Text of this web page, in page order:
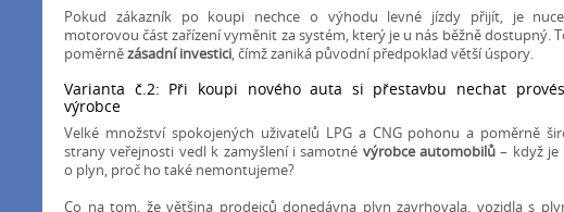
Pokud zákazník po koupi nechce o výhodu levné jízdy přijít, je
motorovou část zařízení vyměnit za systém, který je u nás běžně dostupný.
poměrnězásadní investici, čímž zaniká původní předpoklad větší úspory.
Varianta č.2: Při koupi nového auta si přestavbu nechat
výrobce
Velké množství spokojených uživatelů LPG a CNG pohonu a poměrně
strany veřejnosti vedl k zamyšlení i samotné výrobce automobilů – když je
o plyn, proč ho také nemontujeme?
Co na tom, že většina prodejců donedávna plyn zavrhovala, vozidla s